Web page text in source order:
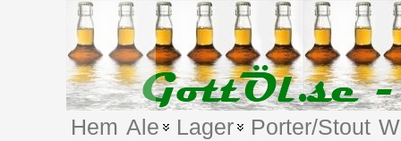
Hem Ale Lager Porter/Stout